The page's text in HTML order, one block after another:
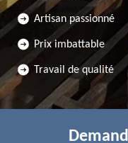
Artisan passionné
Prix imbattable
Travail de qualité